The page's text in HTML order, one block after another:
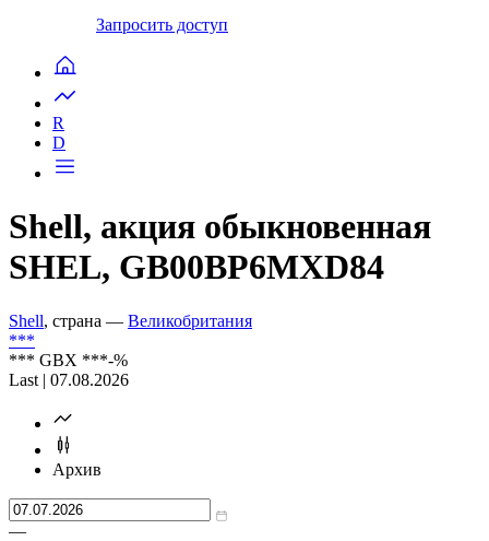
Запросить доступ
R
D
Shell, акция обыкновенная
SHEL, GB00BP6MXD84
Shell, страна — Великобритания
***
*** GBX ***-%
Last | 07.08.2026
Архив
—